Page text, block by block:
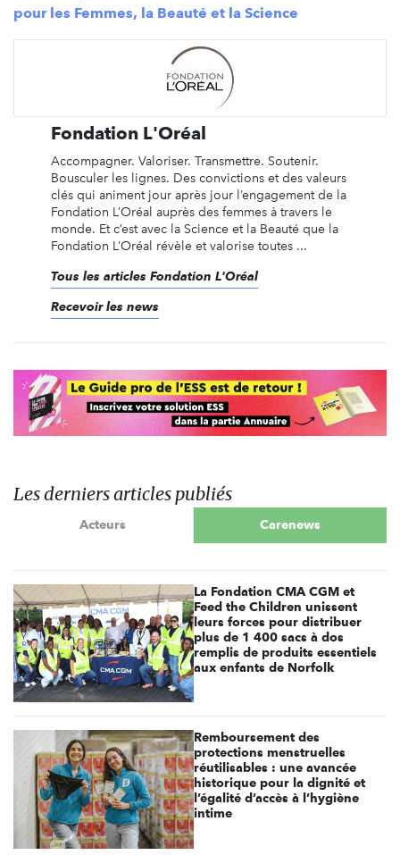
pour les Femmes, la Beauté et la Science
Fondation L'Oréal
Accompagner. Valoriser. Transmettre. Soutenir.
Bousculer les lignes. Des convictions et des valeurs
clés qui animent jour après jour l’engagement de la
Fondation L’Oréal auprès des femmes à travers le
monde. Et c’est avec la Science et la Beauté que la
Fondation L’Oréal révèle et valorise toutes ...
Tous les articles Fondation L'Oréal
Recevoir les news
Les derniers articles publiés
Acteurs Carenews
La Fondation CMA CGM et
Feed the Children unissent
leurs forces pour distribuer
plus de 1 400 sacs à dos
remplis de produits essentiels
aux enfants de Norfolk
Remboursement des
protections menstruelles
réutilisables : une avancée
historique pour la dignité et
l’égalité d’accès à l’hygiène
intime